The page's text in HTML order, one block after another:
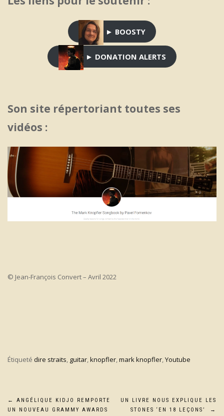
► BOOSTY
► DONATION ALERTS
Son site répertoriant toutes ses
vidéos :
© Jean-François Convert – Avril 2022
Étiqueté dire straits, guitar,knopfler,mark knopfler,Youtube
Navigation
←
ANGÉLIQUE KIDJO REMPORTE
UN NOUVEAU GRAMMY AWARDS
UN LIVRE NOUS EXPLIQUE LES
STONES ‘EN 18 LEÇONS’
→